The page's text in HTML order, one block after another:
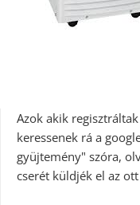
Azok akik
keressenek rá a
gyüjtemény" szóra,
cserét küldjék el az